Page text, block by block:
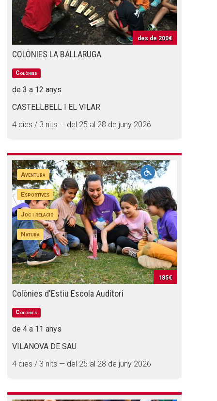
des de 200€
COLÒNIES LA BALLARUGA
Colònies
de 3 a 12 anys
CASTELLBELL I EL VILAR
4 dies / 3 nits — del 25 al 28 de juny 2026
Aventura
Esportives
Joc i relació
Natura
185€
Colònies d'Estiu Escola Auditori
Colònies
de 4 a 11 anys
VILANOVA DE SAU
4 dies / 3 nits — del 25 al 28 de juny 2026
Memòria d'activitats
Proposta educativa
ACTUALITAT
Butlletins
Diari de la Fundació
Xarxes socials
COL·LABORA
Fes voluntariat
Fes un donatiu
Treballa amb nosaltres